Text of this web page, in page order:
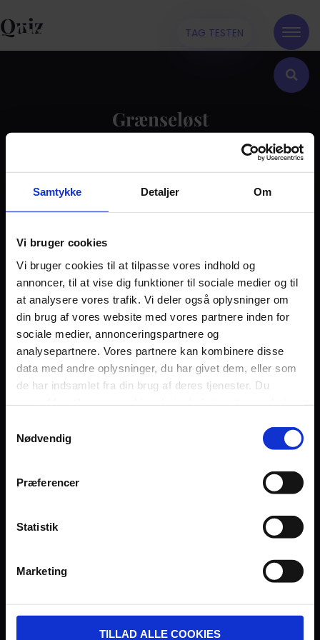
Samtykke Detaljer Om
Vi bruger cookies
Vi bruger cookies til at tilpasse vores indhold og
annoncer, til at vise dig funktioner til sociale medier og til
at analysere vores trafik. Vi deler også oplysninger om
din brug af vores website med vores partnere inden for
sociale medier, annonceringspartnere og
analysepartnere. Vores partnere kan kombinere disse
data med andre oplysninger, du har givet dem, eller som
de har indsamlet fra din brug af deres tjenester. Du
Nødvendig
Præferencer
Statistik
Marketing
TILLAD ALLE COOKIES
TAG TESTEN
Quiz
Grænseløst
Kontakt
Dilemma
Stories & Viden
Pårørende
Find støtte
Om os
Persondatapolitik
Fagområde